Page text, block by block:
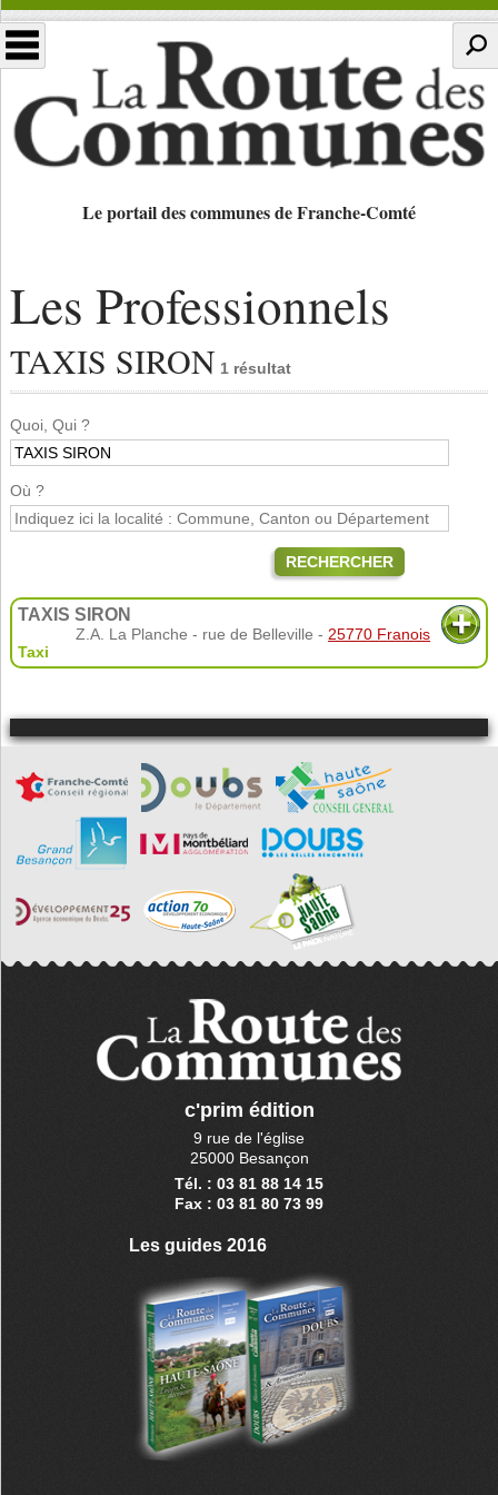
Le portail des communes de Franche-Comté
Les Professionnels
TAXIS SIRON 1 résultat
Quoi, Qui ?
Où ?
RECHERCHER
TAXIS SIRON
Z.A. La Planche - rue de Belleville - 25770 Franois
Taxi
c'prim édition
9 rue de l'église
25000 Besançon
Tél. : 03 81 88 14 15
Fax : 03 81 80 73 99
Les guides 2016